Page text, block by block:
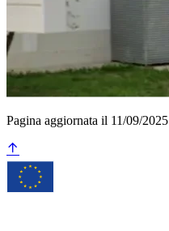
Pagina aggiornata il 11/09/2025